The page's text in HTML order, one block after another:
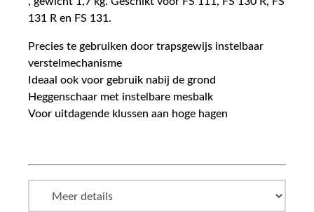
131 R en FS 131.
Precies te gebruiken door trapsgewijs instelbaar
verstelmechanisme
Ideaal ook voor gebruik nabij de grond
Heggenschaar met instelbare mesbalk
Voor uitdagende klussen aan hoge hagen